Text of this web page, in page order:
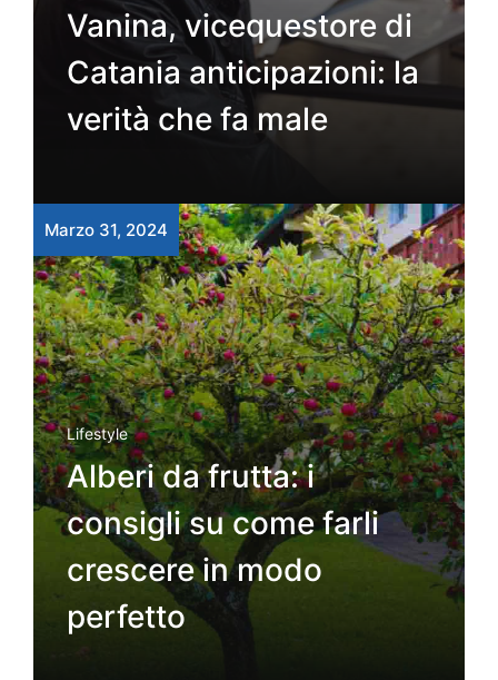
Vanina, vicequestore di
Catania anticipazioni: la
verità che fa male
Marzo 31, 2024
Lifestyle
Alberi da frutta: i
consigli su come farli
crescere in modo
perfetto